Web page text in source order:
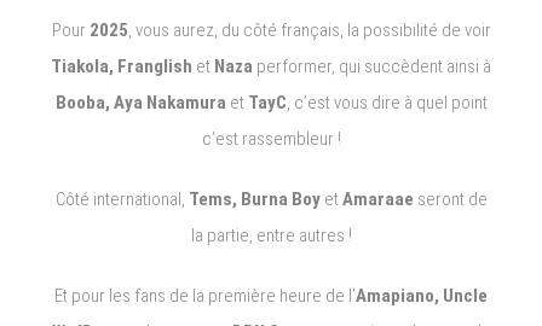
Pour 2025, vous aurez, du côté français, la possibilité de voir
Tiakola, Franglish et Naza performer, qui succèdent ainsi à
Booba, Aya Nakamura et TayC, c’est vous dire à quel point
c’est rassembleur !
Côté international, Tems, Burna BoyetAmaraae seront de
la partie, entre autres !
Et pour les fans de la première heure de l’Amapiano, Uncle